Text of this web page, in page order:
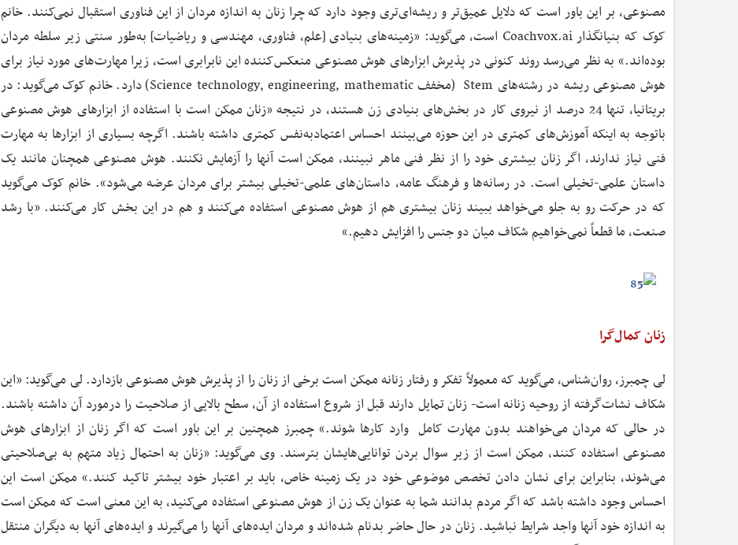
مصنوعی، بر این باور است که دلایل عمیق‌تر و ریشه‌ای‌تری وجود دارد که چرا زنان به اندازه مردان از این فناوری استقبال نمی‌کنند. خانم
کوک که بنیانگذار Coachvox.ai است، می‌گوید: «زمینه‌های بنیادی [علم، فناوری، مهندسی و ریاضیات] به‌طور سنتی زیر سلطه مردان
بوده‌اند.» به نظر می‌رسد روند کنونی در پذیرش ابزارهای هوش مصنوعی منعکس‌کننده این نابرابری است، زیرا مهارت‌های مورد نیاز برای
هوش مصنوعی ریشه در رشته‌های Stem (مخفف Science technology, engineering, mathematic) دارد. خانم کوک می‌گوید: در
بریتانیا، تنها 24 درصد از نیروی کار در بخش‌های بنیادی زن هستند، در نتیجه «زنان ممکن است با استفاده از ابزارهای هوش مصنوعی
باتوجه به اینکه آموزش‌های کمتری در این حوزه می‌بینند احساس اعتماد‌به‌نفس کمتری داشته باشند. اگرچه بسیاری از ابزارها به مهارت
فنی نیاز ندارند، اگر زنان بیشتری خود را از نظر فنی ماهر نبینند، ممکن است آنها را آزمایش نکنند. هوش مصنوعی همچنان مانند یک
داستان علمی‌-تخیلی است. در رسانه‌ها و فرهنگ عامه، داستان‌های علمی-تخیلی بیشتر برای مردان عرضه می‌شود». خانم کوک می‌گوید
که در حرکت رو به جلو می‌خواهد ببیند زنان بیشتری هم از هوش مصنوعی استفاده می‌کنند و هم در این بخش کار می‌کنند. «با رشد
صنعت، ما قطعاً نمی‌خواهیم شکاف میان دو جنس را افزایش دهیم.»
زنان کمال‌گرا
لی چمبرز، روان‌شناس، می‌گوید که معمولاً تفکر و رفتار زنانه ممکن است برخی از زنان را از پذیرش هوش مصنوعی بازدارد. لی می‌گوید: «این
شکاف نشات‌گرفته از روحیه زنانه است- زنان تمایل دارند قبل از شروع استفاده از آن، سطح بالایی از صلاحیت را درمورد آن داشته باشند.
در حالی که مردان می‌خواهند بدون مهارت کامل وارد کارها شوند.» چمبرز همچنین بر این باور است که اگر زنان از ابزارهای هوش
مصنوعی استفاده کنند، ممکن است از زیر سوال بردن توانایی‌هایشان بترسند. وی می‌گوید: «زنان به احتمال زیاد متهم به بی‌صلاحیتی
می‌شوند، بنابراین برای نشان دادن تخصص موضوعی خود در یک زمینه خاص، باید بر اعتبار خود بیشتر تاکید کنند.» ممکن است این
احساس وجود داشته باشد که اگر مردم بدانند شما به عنوان یک زن از هوش مصنوعی استفاده می‌کنید، به این معنی است که ممکن است
به اندازه خود آنها واجد شرایط نباشید. زنان در حال حاضر بدنام شده‌اند و مردان ایده‌های آنها را می‌گیرند و ایده‌های آنها به دیگران منتقل